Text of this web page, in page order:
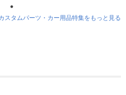
スタムパーツ・カー用品特集をもっと見る